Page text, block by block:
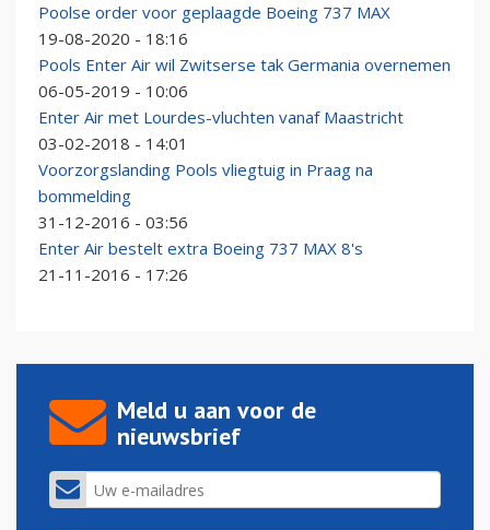
Poolse order voor geplaagde Boeing 737 MAX
19-08-2020 - 18:16
Pools Enter Air wil Zwitserse tak Germania overnemen
06-05-2019 - 10:06
Enter Air met Lourdes-vluchten vanaf Maastricht
03-02-2018 - 14:01
Voorzorgslanding Pools vliegtuig in Praag na
bommelding
31-12-2016 - 03:56
Enter Air bestelt extra Boeing 737 MAX 8's
21-11-2016 - 17:26
Meld u aan voor de
nieuwsbrief